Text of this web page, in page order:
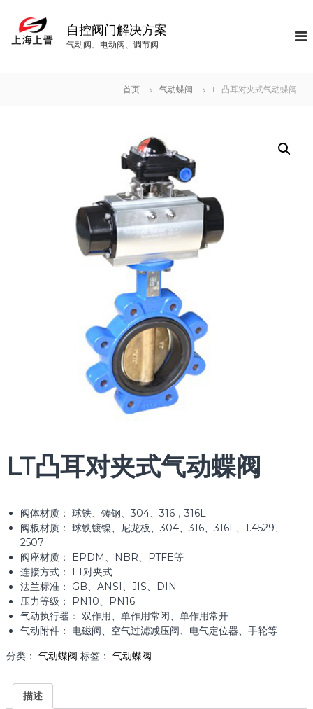
自控阀门解决方案
气动阀、电动阀、调节阀
首页 气动蝶阀 LT凸耳对夹式气动蝶阀
LT凸耳对夹式气动蝶阀
阀体材质： 球铁、铸钢、304、316，316L
阀板材质： 球铁镀镍、尼龙板、304、316、316L、1.4529、
2507
阀座材质： EPDM、NBR、PTFE等
连接方式： LT对夹式
法兰标准： GB、ANSI、JIS、DIN
压力等级： PN10、PN16
气动执行器： 双作用、单作用常闭、单作用常开
气动附件： 电磁阀、空气过滤减压阀、电气定位器、手轮等
分类： 气动蝶阀 标签： 气动蝶阀
描述